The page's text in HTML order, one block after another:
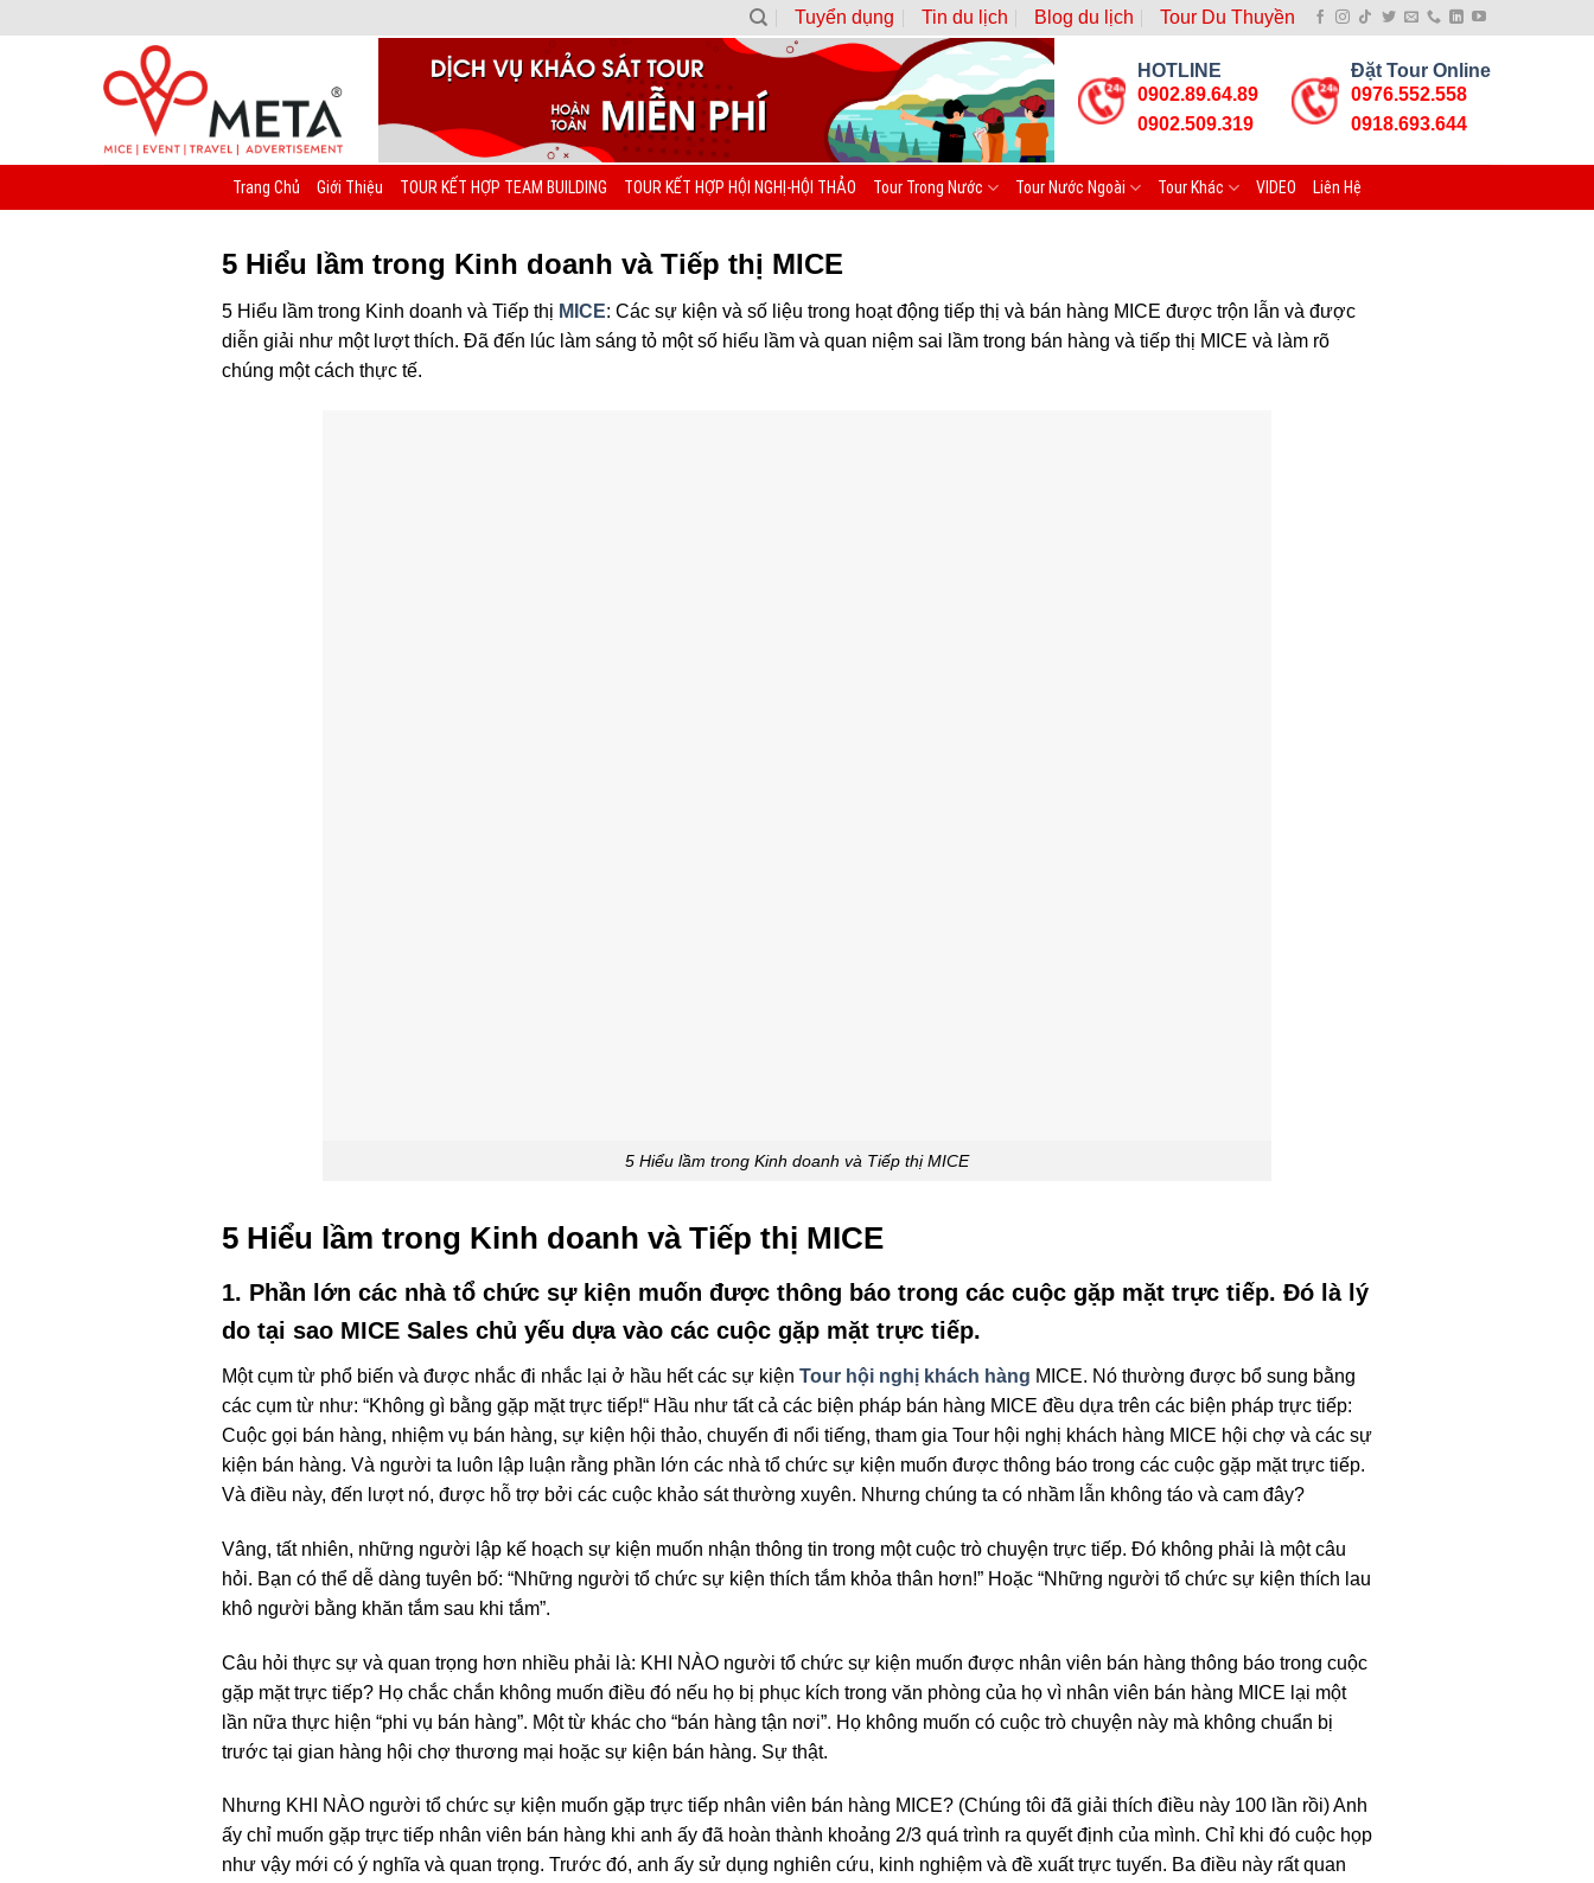
Tuyển dụng Tin du lịch Blog du lịch Tour Du Thuyền
HOTLINE
0902.89.64.89
0902.509.319
Đặt Tour Online
0976.552.558
0918.693.644
Trang Chủ Giới Thiệu TOUR KẾT HỢP TEAM BUILDING TOUR KẾT HỢP HỘI NGHỊ-HỘI THẢO Tour Trong Nước Tour Nước Ngoài Tour Khác VIDEO Liên Hệ
5 Hiểu lầm trong Kinh doanh và Tiếp thị MICE
5 Hiểu lầm trong Kinh doanh và Tiếp thị MICE: Các sự kiện và số liệu trong hoạt động tiếp thị và bán hàng MICE được trộn lẫn và được
diễn giải như một lượt thích. Đã đến lúc làm sáng tỏ một số hiểu lầm và quan niệm sai lầm trong bán hàng và tiếp thị MICE và làm rõ
chúng một cách thực tế.
5 Hiểu lầm trong Kinh doanh và Tiếp thị MICE
5 Hiểu lầm trong Kinh doanh và Tiếp thị MICE
1. Phần lớn các nhà tổ chức sự kiện muốn được thông báo trong các cuộc gặp mặt trực tiếp. Đó là lý
do tại sao MICE Sales chủ yếu dựa vào các cuộc gặp mặt trực tiếp.
Một cụm từ phổ biến và được nhắc đi nhắc lại ở hầu hết các sự kiện Tour hội nghị khách hàng MICE. Nó thường được bổ sung bằng
các cụm từ như: “Không gì bằng gặp mặt trực tiếp!“ Hầu như tất cả các biện pháp bán hàng MICE đều dựa trên các biện pháp trực tiếp:
Cuộc gọi bán hàng, nhiệm vụ bán hàng, sự kiện hội thảo, chuyến đi nổi tiếng, tham gia Tour hội nghị khách hàng MICE hội chợ và các sự
kiện bán hàng. Và người ta luôn lập luận rằng phần lớn các nhà tổ chức sự kiện muốn được thông báo trong các cuộc gặp mặt trực tiếp.
Và điều này, đến lượt nó, được hỗ trợ bởi các cuộc khảo sát thường xuyên. Nhưng chúng ta có nhầm lẫn không táo và cam đây?
Vâng, tất nhiên, những người lập kế hoạch sự kiện muốn nhận thông tin trong một cuộc trò chuyện trực tiếp. Đó không phải là một câu
hỏi. Bạn có thể dễ dàng tuyên bố: “Những người tổ chức sự kiện thích tắm khỏa thân hơn!” Hoặc “Những người tổ chức sự kiện thích lau
khô người bằng khăn tắm sau khi tắm”.
Câu hỏi thực sự và quan trọng hơn nhiều phải là: KHI NÀO người tổ chức sự kiện muốn được nhân viên bán hàng thông báo trong cuộc
gặp mặt trực tiếp? Họ chắc chắn không muốn điều đó nếu họ bị phục kích trong văn phòng của họ vì nhân viên bán hàng MICE lại một
lần nữa thực hiện “phi vụ bán hàng”. Một từ khác cho “bán hàng tận nơi”. Họ không muốn có cuộc trò chuyện này mà không chuẩn bị
trước tại gian hàng hội chợ thương mại hoặc sự kiện bán hàng. Sự thật.
Nhưng KHI NÀO người tổ chức sự kiện muốn gặp trực tiếp nhân viên bán hàng MICE? (Chúng tôi đã giải thích điều này 100 lần rồi) Anh
ấy chỉ muốn gặp trực tiếp nhân viên bán hàng khi anh ấy đã hoàn thành khoảng 2/3 quá trình ra quyết định của mình. Chỉ khi đó cuộc họp
như vậy mới có ý nghĩa và quan trọng. Trước đó, anh ấy sử dụng nghiên cứu, kinh nghiệm và đề xuất trực tuyến. Ba điều này rất quan